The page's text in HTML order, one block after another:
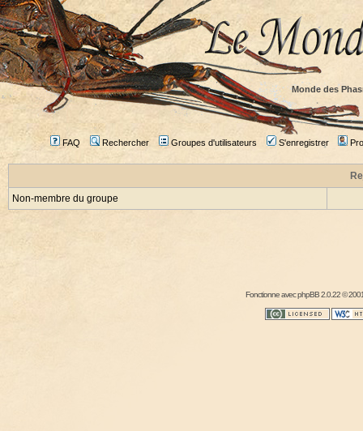
Monde des
FAQ Rechercher Groupes d'utilisateurs S'enregistrer
Non-membre du groupe
Fonctionne avecphpBB2.0.22 ©